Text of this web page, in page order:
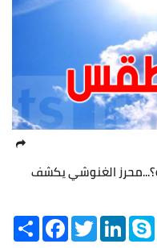
الغنوشي يكشف
Share FacebookTwitter